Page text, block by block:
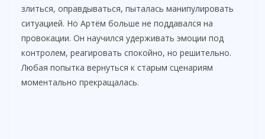
злиться, оправдываться, пыталась манипулировать
ситуацией. Но Артём больше не поддавался на
провокации. Он научился удерживать эмоции под
контролем, реагировать спокойно, но решительно.
Любая попытка вернуться к старым сценариям
моментально прекращалась.